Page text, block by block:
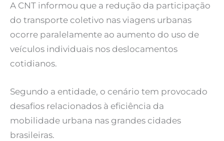
A CNT informou que a redução da participação
do transporte coletivo nas viagens urbanas
ocorre paralelamente ao aumento do uso de
veículos individuais nos deslocamentos
cotidianos.
Segundo a entidade, o cenário tem provocado
desafios relacionados à eficiência da
mobilidade urbana nas grandes cidades
brasileiras.